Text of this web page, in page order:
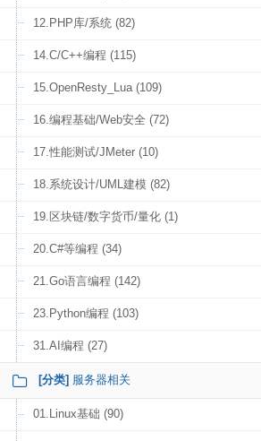
12.PHP库/系统 (82)
14.C/C++编程 (115)
15.OpenResty_Lua (109)
16.编程基础/Web安全 (72)
17.性能测试/JMeter (10)
18.系统设计/UML建模 (82)
19.区块链/数字货币/量化 (1)
20.C#等编程 (34)
21.Go语言编程 (142)
23.Python编程 (103)
31.AI编程 (27)
[分类] 服务器相关
01.Linux基础 (90)